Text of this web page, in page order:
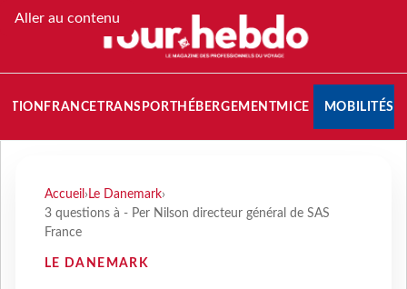
Aller au contenu
FRANCETRANSPORT HÉBERGEMENTMICE MOBILITÉS
Accueil › Le Danemark›
3 questions à - Per Nilson directeur général de SAS
France
LE DANEMARK